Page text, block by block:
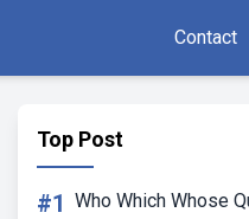
Contact
Top Post
#1 Who Which Whose